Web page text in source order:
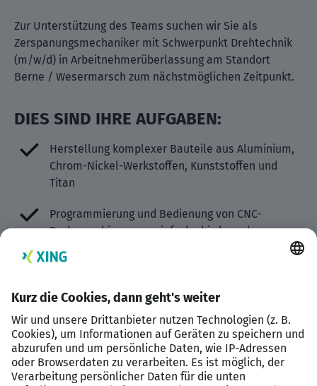
Zur Unterstützung des Teams suchen wir Sie als
Zerspanungsmechaniker mit Schwerpunkt Drehtechnik
(m/w/d) in Arbeitnehmerüberlassung am Standort
Berne / Wesermarsch zum nächstmöglichen Zeitpunkt.
DIES SIND IHRE AUFGABEN:
Herstellung komplexer Bauteile aus Aluminium,
Chrom-Nickel-Werkstoffen, Kunststoffen und
Titan
Programmierung und Bedienung von CNC-
Drehmaschinen, um einfache bis komplexe
Drehteile präzise zu fertigen
Maschinen nach Vorgabe
Prüfung gefertigter Bauteile
DAS BRINGEN SIE MIT: